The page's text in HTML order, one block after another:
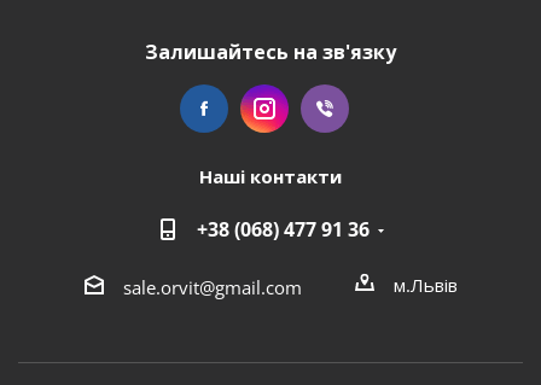
Залишайтесь на зв'язку
Наші контакти
+38 (068) 477 91 36
sale.orvit@gmail.com м.Львів